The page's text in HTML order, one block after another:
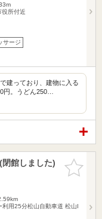
所付近
サージ
建っており、建物に入る
円。うどん250…
お気に入
りに追加
館しました)
用25分松山自動車道 松山I